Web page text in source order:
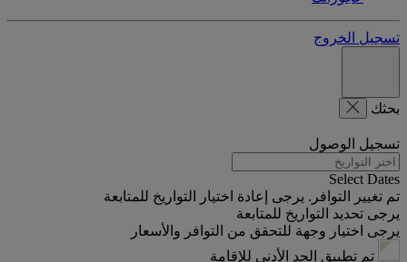
تسجيل الخروج
بحثك
تسجيل الوصول
Select Dates
تم تغيير التوافر. يرجى إعادة اختيار التواريخ للمتابعة
يرجى تحديد التواريخ للمتابعة
يرجى اختيار وجهة للتحقق من التوافر والأسعار
تم تطبيق الحد الأدنى للإقامة